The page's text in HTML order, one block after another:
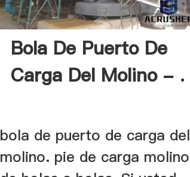
Bola De Puerto De
Carga Del Molino - .
bola de puerto de carga del
molino. pie de carga molino